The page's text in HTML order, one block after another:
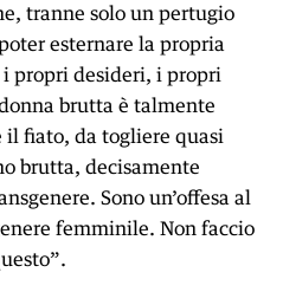
tranne solo un pertugio
esternare la propria
propri desideri, i propri
brutta è talmente
il fiato, da togliere quasi
brutta, decisamente
Sono un’offesa al
femminile. Non faccio